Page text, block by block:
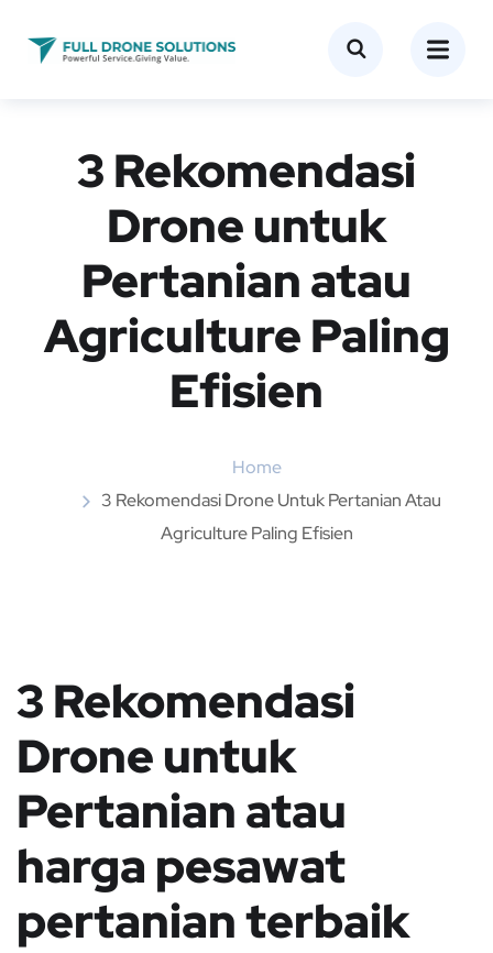
3 Rekomendasi
Drone untuk
Pertanian atau
Agriculture Paling
Efisien
Home
3 Rekomendasi Drone Untuk Pertanian Atau
Agriculture Paling Efisien
3 Rekomendasi
Drone untuk
Pertanian atau
harga pesawat
pertanian terbaik